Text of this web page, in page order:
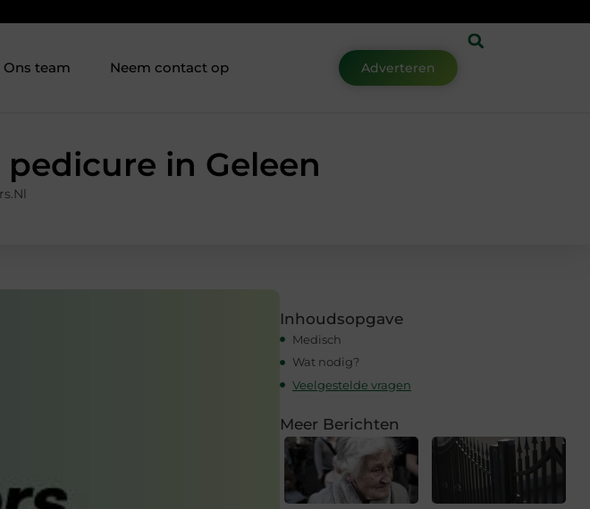
Ons team Neem contact op Adverteren
in Geleen
Inhoudsopgave
Medisch
Wat nodig?
Veelgestelde vragen
Meer Berichten